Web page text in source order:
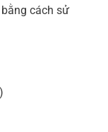
cách sử